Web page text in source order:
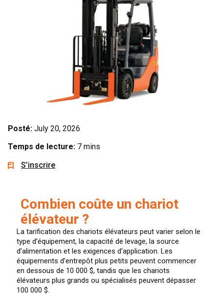
Posté: July 20, 2026
Temps de lecture: 7 mins
S’inscrire
Combien coûte un chariot
élévateur ?
La tarification des chariots élévateurs peut varier selon le
type d’équipement, la capacité de levage, la source
d’alimentation et les exigences d’application. Les
équipements d’entrepôt plus petits peuvent commencer
en dessous de 10 000 $, tandis que les chariots
élévateurs plus grands ou spécialisés peuvent dépasser
100 000 $.